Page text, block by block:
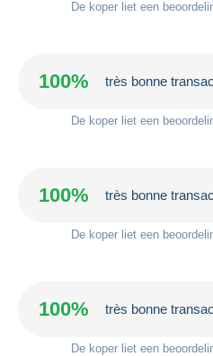
De koper liet een
100% très bonne
De koper liet een
100% très bonne
De koper liet een
100% très bonne
De koper liet een